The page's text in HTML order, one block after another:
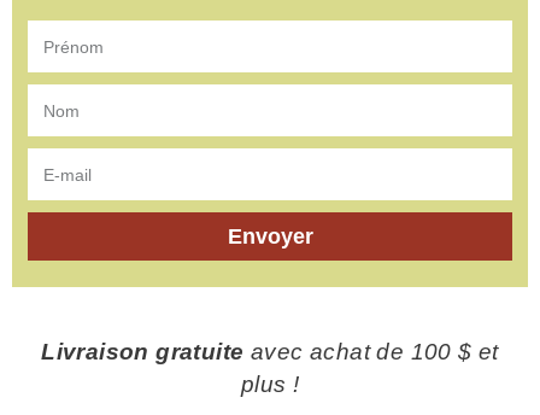
Envoyer
Livraison gratuite avec achat de 100 $ et
plus !